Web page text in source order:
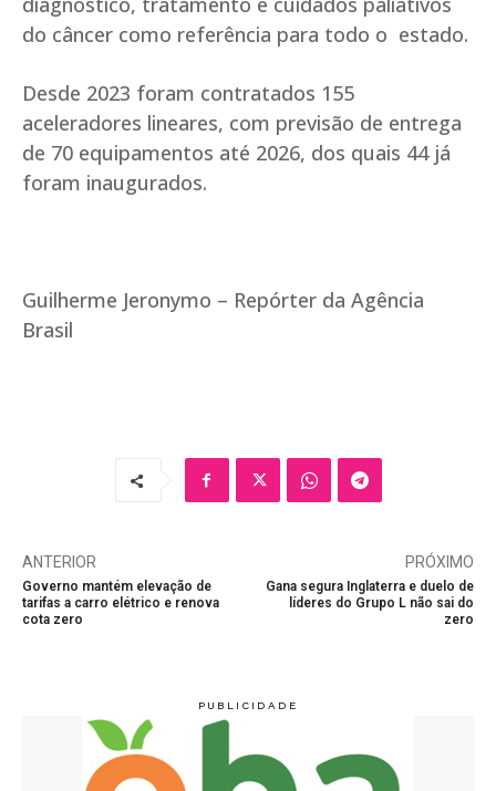
do câncer como referência para todo o estado.
Desde 2023 foram contratados 155
aceleradores lineares, com previsão de entrega
de 70 equipamentos até 2026, dos quais 44 já
foram inaugurados.
Guilherme Jeronymo – Repórter da Agência
Brasil
ANTERIOR
Governo mantém elevação de
tarifas a carro elétrico e renova
cota zero
PRÓXIMO
Gana segura Inglaterra e duelo de
líderes do Grupo L não sai do
zero